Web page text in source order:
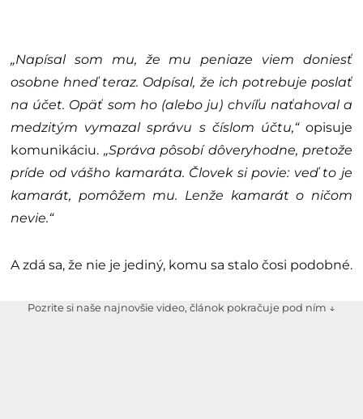
„Napísal som mu, že mu peniaze viem doniesť
osobne hneď teraz. Odpísal, že ich potrebuje poslať
na účet. Opäť som ho (alebo ju) chvíľu naťahoval a
medzitým vymazal správu s číslom účtu,“opisuje
komunikáciu. „Správa pôsobí dôveryhodne, pretože
príde od vášho kamaráta. Človek si povie: veď to je
kamarát, pomôžem mu. Lenže kamarát o ničom
nevie.“
A zdá sa, že nie je jediný, komu sa stalo čosi podobné.
Pozrite si naše najnovšie video, článok pokračuje pod ním ↓